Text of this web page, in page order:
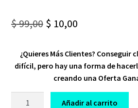
$99,00 Original
was:
$ 99,00.
$ 10,00Current
is:
$ 10,00.
¿Quieres Más Clientes? Conseguir
difícil, pero hay una forma de
creando una Oferta
Añadir al carrito